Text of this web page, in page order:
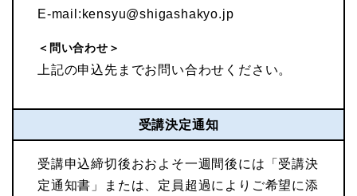
E-mail:kensyu@shigashakyo.jp
＜問い合わせ＞
上記の申込先までお問い合わせください。
受講決定通知
受講申込締切後おおよそ一週間後には「受講決
定通知書」または、定員超過によりご希望に添